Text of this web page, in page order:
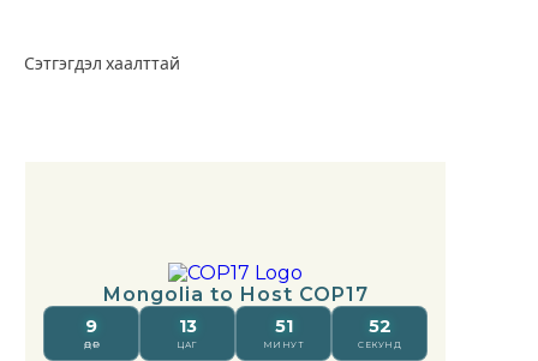
Сэтгэгдэл хаалттай